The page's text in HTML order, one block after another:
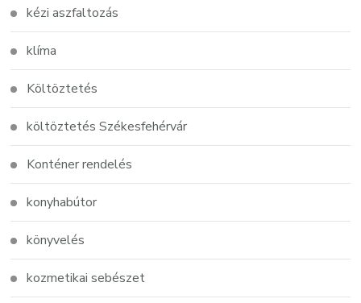
kézi aszfaltozás
klíma
Költöztetés
költöztetés Székesfehérvár
Konténer rendelés
konyhabútor
könyvelés
kozmetikai sebészet